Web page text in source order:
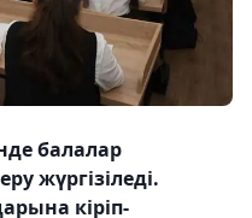
балалар
жүргізіледі.
кіріп-